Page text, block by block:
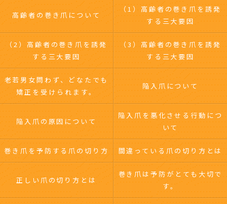
高齢者の巻き爪について
（1）高齢者の巻き爪を誘発
する三大要因
（2）高齢者の巻き爪を誘発
する三大要因
（3）高齢者の巻き爪を誘発
する三大要因
老若男女問わず、どなたでも
矯正を受けられます。
陥入爪について
陥入爪の原因について
陥入爪を悪化させる行動につ
いて
巻き爪を予防する爪の切り方 間違っている爪の切り方とは
正しい爪の切り方とは
巻き爪は予防がとても大切で
す。